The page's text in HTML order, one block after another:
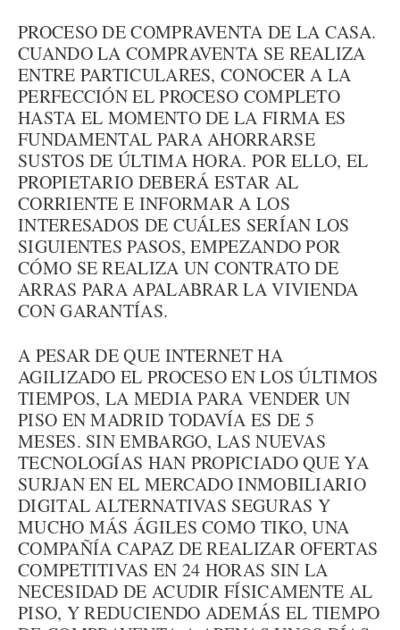
PROCESO DE COMPRAVENTA DE LA CASA.
CUANDO LA COMPRAVENTA SE REALIZA
ENTRE PARTICULARES, CONOCER A LA
PERFECCIÓN EL PROCESO COMPLETO
HASTA EL MOMENTO DE LA FIRMA ES
FUNDAMENTAL PARA AHORRARSE
SUSTOS DE ÚLTIMA HORA. POR ELLO, EL
PROPIETARIO DEBERÁ ESTAR AL
CORRIENTE E INFORMAR A LOS
INTERESADOS DE CUÁLES SERÍAN LOS
SIGUIENTES PASOS, EMPEZANDO POR
CÓMO SE REALIZA UN CONTRATO DE
ARRAS PARA APALABRAR LA VIVIENDA
CON GARANTÍAS.
A PESAR DE QUE INTERNET HA
AGILIZADO EL PROCESO EN LOS ÚLTIMOS
TIEMPOS, LA MEDIA PARA VENDER UN
PISO EN MADRID TODAVÍA ES DE 5
MESES. SIN EMBARGO, LAS NUEVAS
TECNOLOGÍAS HAN PROPICIADO QUE YA
SURJAN EN EL MERCADO INMOBILIARIO
DIGITAL ALTERNATIVAS SEGURAS Y
MUCHO MÁS ÁGILES COMO TIKO, UNA
COMPAÑÍA CAPAZ DE REALIZAR OFERTAS
COMPETITIVAS EN 24 HORAS SIN LA
NECESIDAD DE ACUDIR FÍSICAMENTE AL
PISO, Y REDUCIENDO ADEMÁS EL TIEMPO